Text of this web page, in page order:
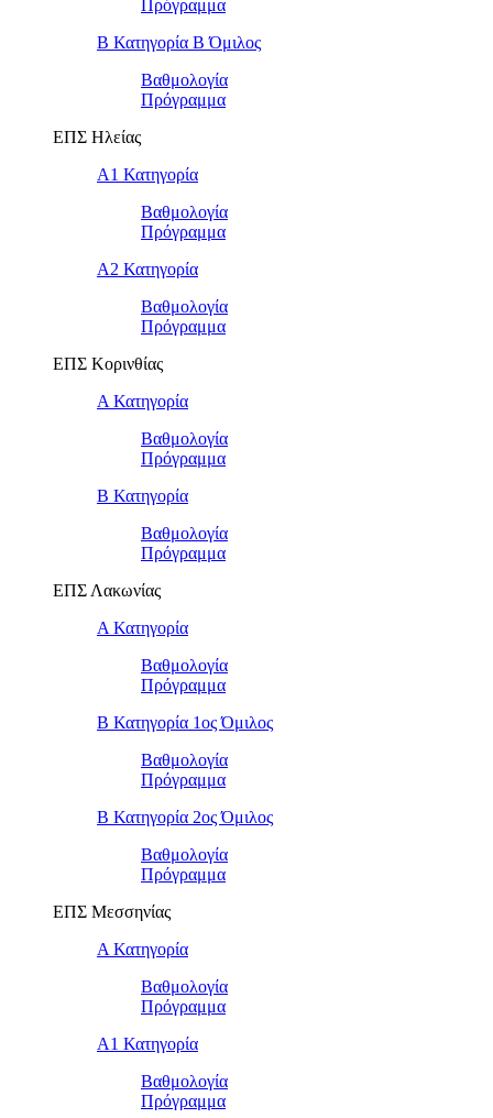
Πρόγραμμα
Β Κατηγορία Β Όμιλος
Βαθμολογία
Πρόγραμμα
ΕΠΣ Ηλείας
Α1 Κατηγορία
Βαθμολογία
Πρόγραμμα
Α2 Κατηγορία
Βαθμολογία
Πρόγραμμα
ΕΠΣ Κορινθίας
Α Κατηγορία
Βαθμολογία
Πρόγραμμα
Β Κατηγορία
Βαθμολογία
Πρόγραμμα
ΕΠΣ Λακωνίας
Α Κατηγορία
Βαθμολογία
Πρόγραμμα
Β Κατηγορία 1ος Όμιλος
Βαθμολογία
Πρόγραμμα
Β Κατηγορία 2ος Όμιλος
Βαθμολογία
Πρόγραμμα
ΕΠΣ Μεσσηνίας
Α Κατηγορία
Βαθμολογία
Πρόγραμμα
Α1 Κατηγορία
Βαθμολογία
Πρόγραμμα